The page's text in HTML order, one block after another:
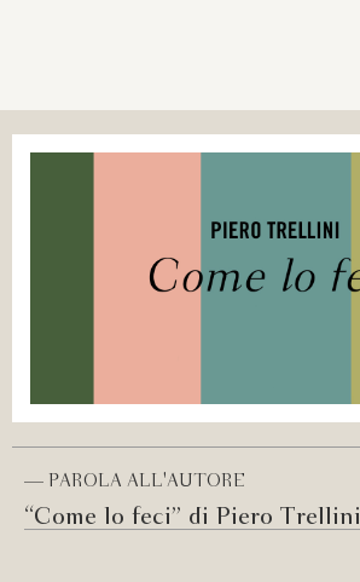
— PAROLA ALL'AUTORE
“Come lo feci” di Piero Trellini